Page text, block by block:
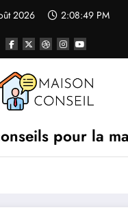
2026 2:08:49 PM
pour la